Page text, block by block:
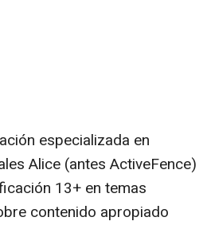
especializada en
Alice (antes ActiveFence)
13+ en temas
contenido apropiado